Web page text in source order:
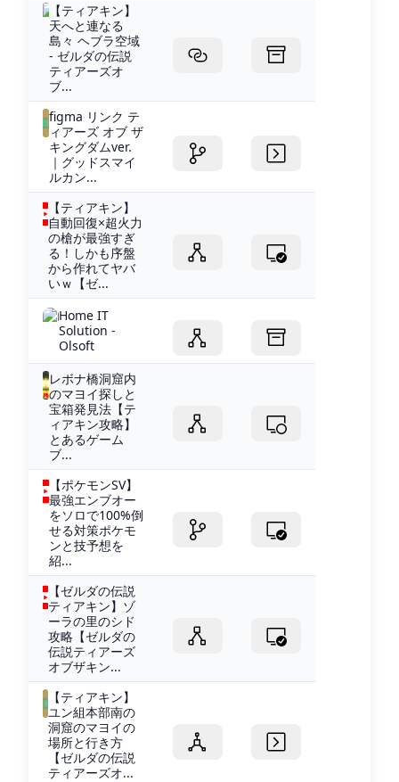
【ティアキン】
天へと連なる
島々 ヘブラ空域
- ゼルダの伝説
ティアーズオ
ブ...
figma リンク テ
ィアーズ オブ ザ
キングダムver.
｜グッドスマイ
ルカン...
【ティアキン】
自動回復×超火力
の槍が最強すぎ
る！しかも序盤
から作れてヤバ
いｗ【ゼ...
Home IT
Solution -
Olsoft
レボナ橋洞窟内
のマヨイ探しと
宝箱発見法【テ
ィアキン攻略】
とあるゲーム
ブ...
【ポケモンSV】
最強エンブオー
をソロで100%倒
せる対策ポケモ
ンと技予想を
紹...
【ゼルダの伝説
ティアキン】ゾ
ーラの里のシド
攻略【ゼルダの
伝説ティアーズ
オブザキン...
【ティアキン】
ユン組本部南の
洞窟のマヨイの
場所と行き方
【ゼルダの伝説
ティアーズオ...